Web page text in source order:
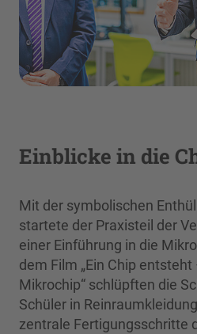
Einblicke in die
Mit der symbolischen
startete der Praxisteil der
einer Einführung in die
dem Film „Ein Chip
Mikrochip“ schlüpften die
Schüler in
zentrale Fertigungsschritte